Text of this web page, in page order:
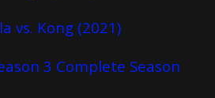
vs. Kong (2021)
3 Complete Season